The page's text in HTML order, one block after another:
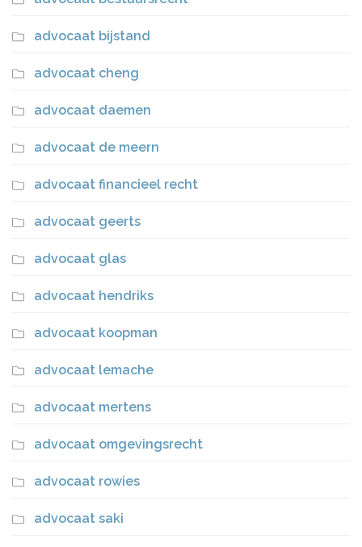
advocaat bijstand
advocaat cheng
advocaat daemen
advocaat de meern
advocaat financieel recht
advocaat geerts
advocaat glas
advocaat hendriks
advocaat koopman
advocaat lemache
advocaat mertens
advocaat omgevingsrecht
advocaat rowies
advocaat saki